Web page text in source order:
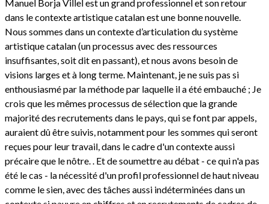
Manuel Borja Villel est un grand professionnel et son retour
dans le contexte artistique catalan est une bonne nouvelle.
Nous sommes dans un contexte d’articulation du système
artistique catalan (un processus avec des ressources
insuffisantes, soit dit en passant), et nous avons besoin de
visions larges et à long terme. Maintenant, je ne suis pas si
enthousiasmé par la méthode par laquelle il a été embauché ; Je
crois que les mêmes processus de sélection que la grande
majorité des recrutements dans le pays, qui se font par appels,
auraient dû être suivis, notamment pour les sommes qui seront
reçues pour leur travail, dans le cadre d'un contexte aussi
précaire que le nôtre. . Et de soumettre au débat - ce qui n'a pas
été le cas - la nécessité d'un profil professionnel de haut niveau
comme le sien, avec des tâches aussi indéterminées dans un